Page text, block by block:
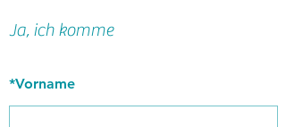
Ja, ich komme
*Vorname